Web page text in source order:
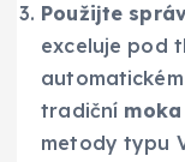
Použijte
exceluje pod
automatickém
tradiční
metody typu